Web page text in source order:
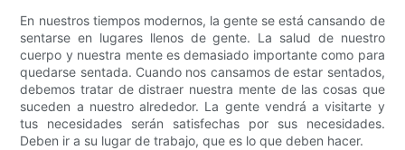
En nuestros tiempos modernos, la gente se está cansando de
sentarse en lugares llenos de gente. La salud de nuestro
cuerpo y nuestra mente es demasiado importante como para
quedarse sentada. Cuando nos cansamos de estar sentados,
debemos tratar de distraer nuestra mente de las cosas que
suceden a nuestro alrededor. La gente vendrá a visitarte y
tus necesidades serán satisfechas por sus necesidades.
Deben ir a su lugar de trabajo, que es lo que deben hacer.